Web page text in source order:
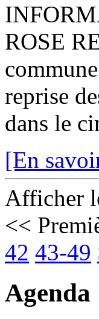
ROSE
reprise
dans le
[En
Afficher
<<
42 43-49
Agenda